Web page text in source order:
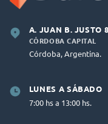
A. JUAN B. JUSTO
CÓRDOBA CAPITAL
Córdoba, Argentina.
LUNES A SÁBADO
7:00 hs a 13:00 hs.